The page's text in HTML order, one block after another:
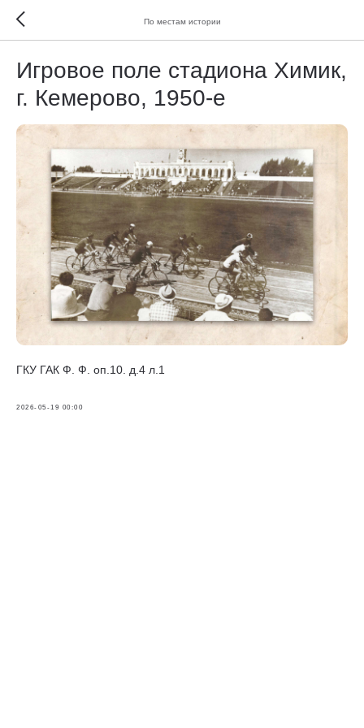
По местам истории
Игровое поле стадиона Химик,
г. Кемерово, 1950-е
ГКУ ГАК Ф. Ф. оп.10. д.4 л.1
2026-05-19 00:00